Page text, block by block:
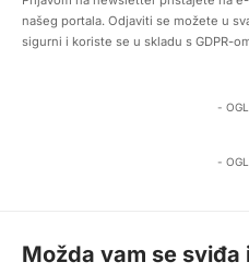
našeg portala. Odjaviti se možete u
sigurni i koriste se u skladu s GDPR-
-
-
Možda vam se sviđa